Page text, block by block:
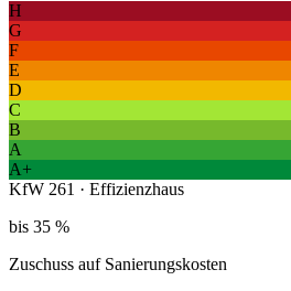
H
G
F
E
D
C
B
A
A+
KfW 261 · Effizienzhaus
bis 35 %
Zuschuss auf Sanierungskosten